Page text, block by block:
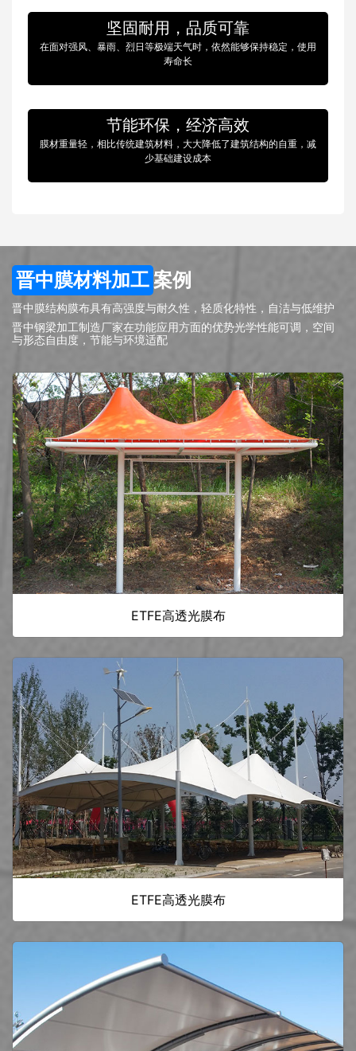
坚固耐用，品质可靠
在面对强风、暴雨、烈日等极端天气时，依然能够保持稳定，使用
寿命长
节能环保，经济高效
膜材重量轻，相比传统建筑材料，大大降低了建筑结构的自重，减
少基础建设成本
晋中膜材料加工 案例
晋中膜结构膜布具有高强度与耐久性，轻质化特性，自洁与低维护
晋中钢梁加工制造厂家在功能应用方面的优势光学性能可调，空间
与形态自由度，节能与环境适配
ETFE高透光膜布
ETFE高透光膜布